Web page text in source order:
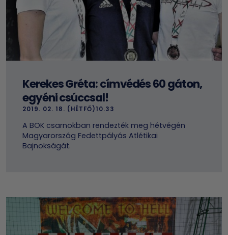
Kerekes Gréta: címvédés 60 gáton,
egyéni csúccsal!
2019. 02. 18. (HÉTFŐ)10.33
A BOK csarnokban rendezték meg hétvégén
Magyarország Fedettpályás Atlétikai
Bajnokságát.